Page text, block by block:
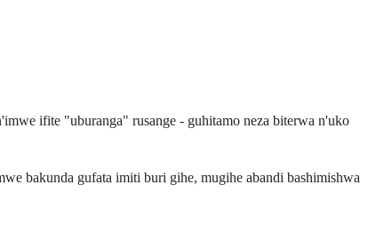
ifite "uburanga" rusange - guhitamo neza biterwa n'uko
bakunda gufata imiti buri gihe, mugihe abandi bashimishwa